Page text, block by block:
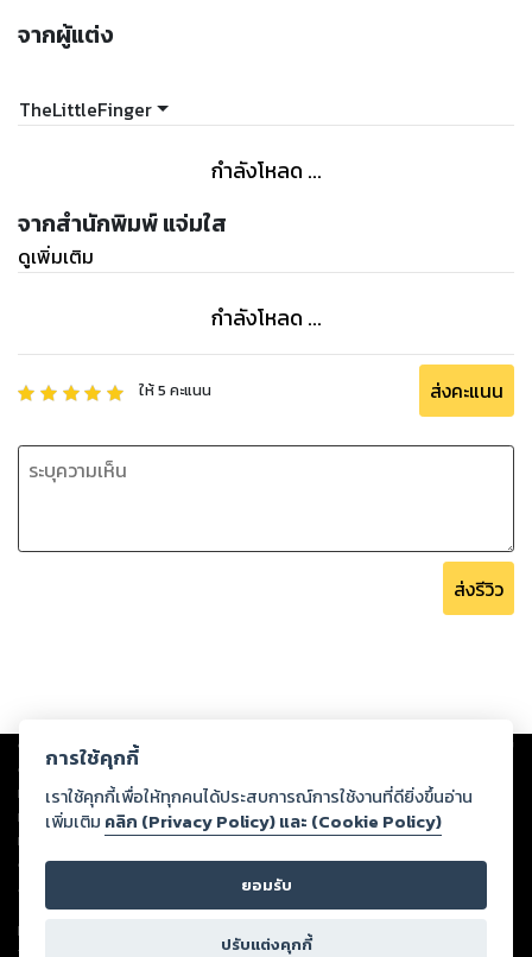
จากผู้แต่ง
TheLittleFinger
กำลังโหลด ...
จากสำนักพิมพ์ แจ่มใส
ดูเพิ่มเติม
กำลังโหลด ...
ให้5 คะแนน ส่งคะแนน
ส่งรีวิว
Copyright © 2026
ต่อผลงานหรือเนื้อหาใดที่อัปโหลดผ่านเว็บไซต์และปรากฏว่าละเมิดสิทธิใน
ทรัพย์สินทางปัญญาของบุคคลอื่นหรือขัดต่อกฎหมายและศีลธรรม ดังนั้น ผู้อ่าน
ทุกท่านโปรดใช้วิจารณญาณในการกลั่นกรองด้วยตนเอง และหากท่านพบว่าส่วน
หนึ่งส่วนใดขัดต่อกฎหมายและศีลธรรม กรุณาแจ้งมายังบริษัท เพื่อทีมงานจะได้
ดำเนินการในทันที ทั้งนี้ ทางสตอรี่ล็อกขอสงวนลิขสิทธิ์ตามพระราชบัญญัติ
ลิขสิทธิ์ พ.ศ. 2537 (ฉบับล่าสุด)
For support: member@ookbee.com
การใช้คุกกี้
เราใช้คุกกี้เพื่อให้ทุกคนได้ประสบการณ์การใช้งานที่ดียิ่งขึ้นอ่าน
เพิ่มเติม คลิก (Privacy Policy) และ (Cookie Policy)
ยอมรับ
ปรับแต่งคุกกี้